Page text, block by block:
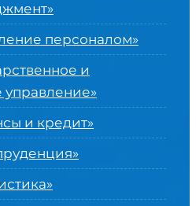
персоналом»
и
и кредит»